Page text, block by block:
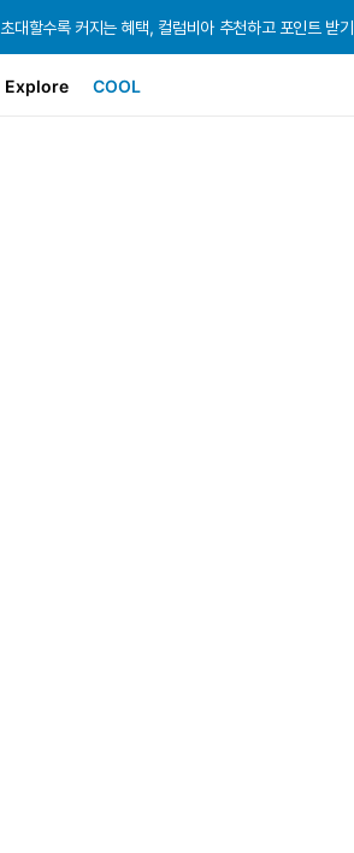
초대할수록 커지는 혜택, 컬럼비아 추천하고 포인트 받기
초대할수록 커지는 혜택, 컬럼비아 추천하고 포인트 받기
초대할수록 커지는 혜택, 컬럼비아 추천하고 포인트 받기
Explore COOL